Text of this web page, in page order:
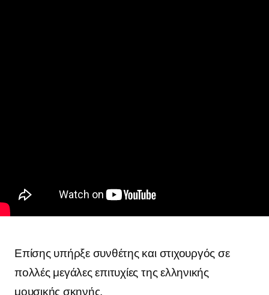
Επίσης υπήρξε συνθέτης και στιχουργός σε
πολλές μεγάλες επιτυχίες της ελληνικής
μουσικής σκηνής.